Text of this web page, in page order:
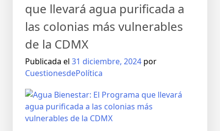
que llevará agua purificada a
las colonias más vulnerables
de la CDMX
Publicada el 31 diciembre, 2024 por
CuestionesdePolítica